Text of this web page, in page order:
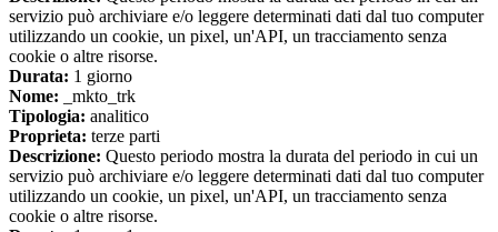
servizio può archiviare e/o leggere determinati dati dal tuo computer
utilizzando un cookie, un pixel, un'API, un tracciamento senza
cookie o altre risorse.
Durata: 1 giorno
Nome: _mkto_trk
Tipologia: analitico
Proprieta: terze parti
Descrizione: Questo periodo mostra la durata del periodo in cui un
servizio può archiviare e/o leggere determinati dati dal tuo computer
utilizzando un cookie, un pixel, un'API, un tracciamento senza
cookie o altre risorse.